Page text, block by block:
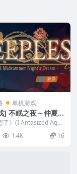
单机游戏
] 不眠之夜～仲夏
SLEEPLESS… 视觉
Steam中文版
了》(I Antasized Agai
SLG模拟经营视觉小...
1.4K 16